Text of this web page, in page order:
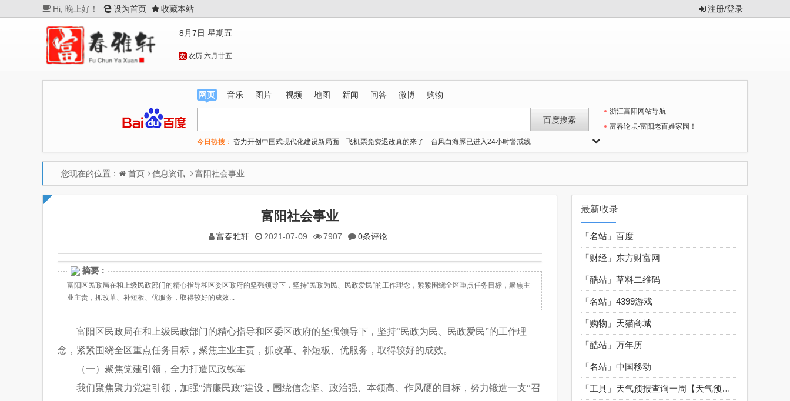
Hi, 晚上好！ 设为首页 收藏本站 注册/登录
8月7日 星期五
农历 六月廿五
网页 音乐 图片 视频 地图 新闻 问答 微博 购物
今日热搜： 奋力开创中国式现代化建设新局面 飞机票免费退改真的来了
台风白海豚已进入24小时警戒线
河南濮阳一女子趁店内无人拿走手机
百花奖开幕式 刘浩存独舞
浙江富阳网站导航
富春论坛-富阳老百姓家园！
您现在的位置： 首页 信息资讯 富阳社会事业
富阳社会事业
富春雅轩 2021-07-09 7907 0条评论
摘要：
富阳区民政局在和上级民政部门的精心指导和区委区政府的坚强领导下，坚持“民政为民、民政爱民”的工作理念，紧紧围绕全区重点任务目标，聚焦主
业主责，抓改革、补短板、优服务，取得较好的成效...
富阳区民政局在和上级民政部门的精心指导和区委区政府的坚强领导下，坚持“民政为民、民政爱民”的工作理
念，紧紧围绕全区重点任务目标，聚焦主业主责，抓改革、补短板、优服务，取得较好的成效。
（一）聚焦党建引领，全力打造民政铁军
我们聚焦聚力党建引领，加强“清廉民政”建设，围绕信念坚、政治强、本领高、作风硬的目标，努力锻造一支“召
最新收录
「名站」 百度
「财经」 东方财富网
「酷站」 草料二维码
「名站」 4399游戏
「购物」 天猫商城
「酷站」 万年历
「名站」 中国移动
「工具」 天气预报查询一周【天气预报】